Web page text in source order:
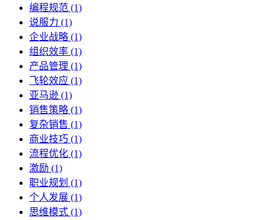
编程规范 (1)
说服力 (1)
企业战略 (1)
组织效率 (1)
产品管理 (1)
飞轮效应 (1)
亚马逊 (1)
销售策略 (1)
复杂销售 (1)
商业技巧 (1)
流程优化 (1)
激励 (1)
职业规划 (1)
个人发展 (1)
思维模式 (1)